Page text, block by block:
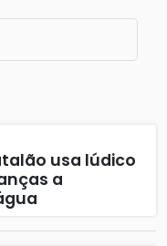
usa lúdico
a